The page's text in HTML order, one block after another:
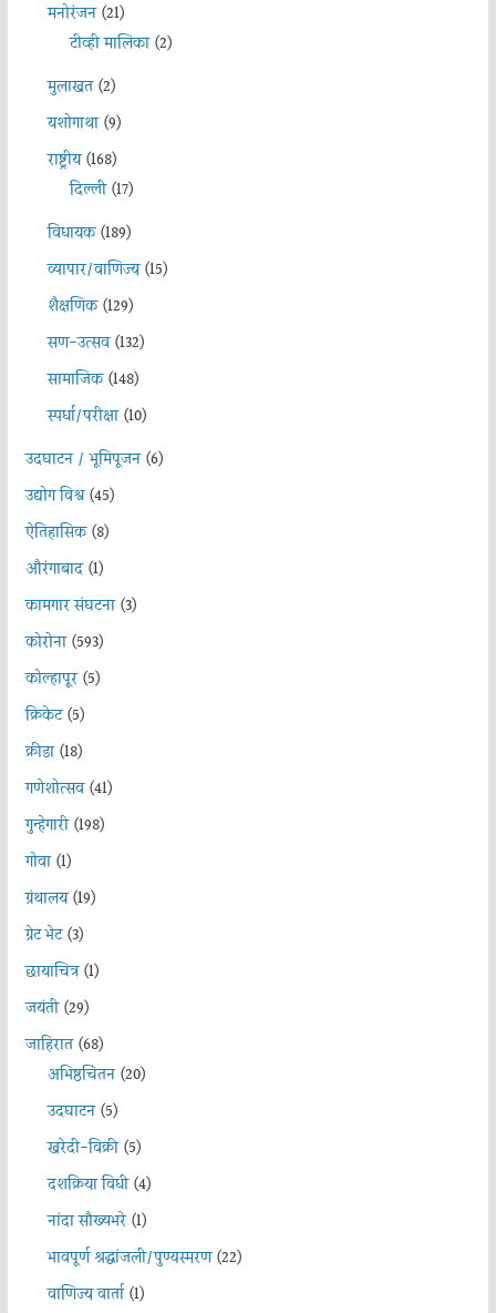
मनोरंजन(21)
टीव्ही मालिका(2)
मुलाखत(2)
यशोगाथा(9)
राष्ट्रीय(168)
दिल्ली(17)
विधायक(189)
व्यापार/वाणिज्य(15)
शैक्षणिक(129)
सण-उत्सव(132)
सामाजिक(148)
स्पर्धा/परीक्षा(10)
उदघाटन / भूमिपूजन(6)
उद्योग विश्व(45)
ऐतिहासिक(8)
औरंगाबाद(1)
कामगार संघटना(3)
कोरोना(593)
कोल्हापूर(5)
क्रिकेट(5)
क्रीडा(18)
गणेशोत्सव(41)
गुन्हेगारी(198)
गोवा(1)
ग्रंथालय(19)
ग्रेट भेट(3)
छायाचित्र(1)
जयंती(29)
जाहिरात(68)
अभिष्ठचिंतन(20)
उदघाटन(5)
खरेदी-विक्री(5)
दशक्रिया विधी(4)
नांदा सौख्यभरे(1)
भावपूर्ण श्रद्धांजली/पुण्यस्मरण(22)
वाणिज्य वार्ता(1)